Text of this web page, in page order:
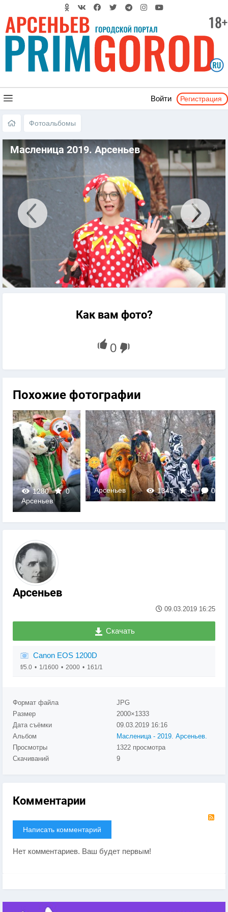
Войти Регистрация
Фотоальбомы
Масленица 2019. Арсеньев
Как вам фото?
Похожие фотографии
1280
0
0
Арсеньев
1343 0 0
Арсеньев
Арсеньев
09.03.2019 16:25
Скачать
Canon EOS 1200D
f/5.0 1/1600 2000 161/1
Формат файла
JPG
Размер
2000×1333
Дата съёмки
09.03.2019 16:16
Альбом
Масленица - 2019. Арсеньев.
Просмотры
1322 просмотра
Скачиваний
9
Комментарии
Написать комментарий
Нет комментариев. Ваш будет первым!